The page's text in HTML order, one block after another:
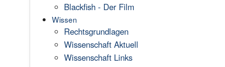
Blackfish - Der Film
Wissen
Rechtsgrundlagen
Wissenschaft Aktuell
Wissenschaft Links